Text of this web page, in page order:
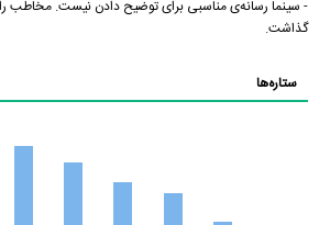
- سینما رسانه‌ی مناسبی برای توضیح دادن نیست. مخاطب را
گذاشت.
ستاره‌ها